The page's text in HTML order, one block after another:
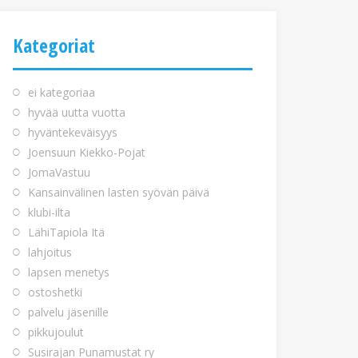
Kategoriat
ei kategoriaa
hyvää uutta vuotta
hyväntekeväisyys
Joensuun Kiekko-Pojat
JomaVastuu
Kansainvälinen lasten syövän päivä
klubi-ilta
LähiTapiola Itä
lahjoitus
lapsen menetys
ostoshetki
palvelu jäsenille
pikkujoulut
Susirajan Punamustat ry